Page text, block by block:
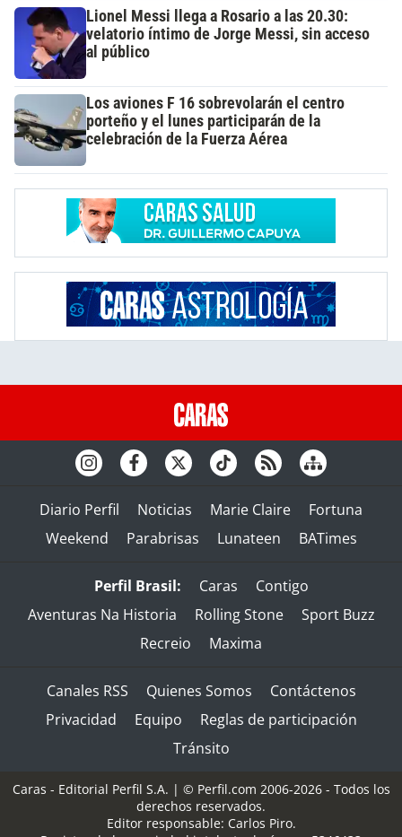
Lionel Messi llega a Rosario a las 20.30:
velatorio íntimo de Jorge Messi, sin acceso
al público
Los aviones F 16 sobrevolarán el centro
porteño y el lunes participarán de la
celebración de la Fuerza Aérea
Diario Perfil Noticias Marie Claire
Fortuna
Weekend
Parabrisas Lunateen BATimes
Perfil Brasil: Caras
Contigo
Aventuras Na Historia
Rolling Stone
Sport Buzz
Recreio
Maxima
Canales RSS Quienes Somos
Contáctenos
Privacidad
Equipo
Reglas de participación
Tránsito
Caras - Editorial Perfil S.A. | © Perfil.com 2006-2026 - Todos los
derechos reservados.
Editor responsable: Carlos Piro.